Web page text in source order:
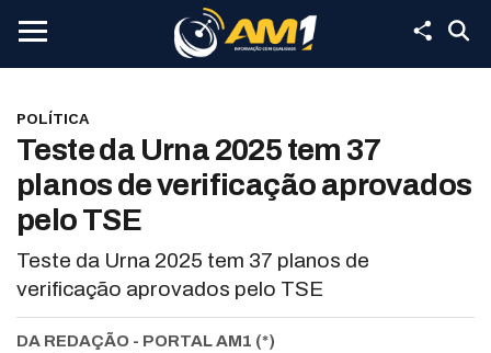
POLÍTICA
Teste da Urna 2025 tem 37
planos de verificação aprovados
pelo TSE
Teste da Urna 2025 tem 37 planos de
verificação aprovados pelo TSE
DA REDAÇÃO - PORTAL AM1 (*)